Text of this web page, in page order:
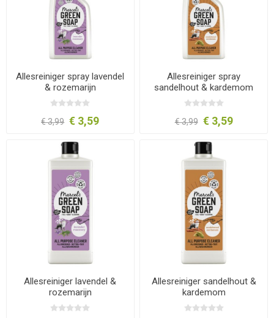
Allesreiniger spray lavendel
& rozemarijn
€ 3,99 € 3,59
Allesreiniger spray
sandelhout & kardemom
€ 3,99 € 3,59
Allesreiniger lavendel &
rozemarijn
Allesreiniger sandelhout &
kardemom